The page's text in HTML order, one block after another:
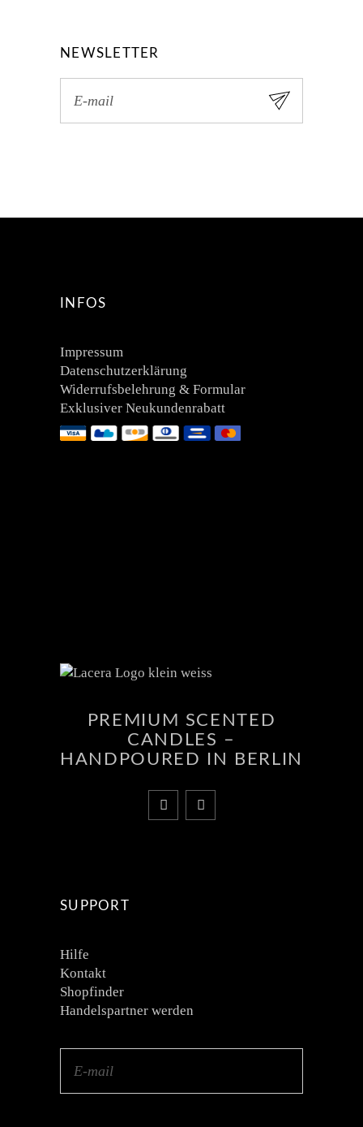
NEWSLETTER
INFOS
Impressum
Datenschutzerklärung
Widerrufsbelehrung & Formular
Exklusiver Neukundenrabatt
PREMIUM SCENTED
CANDLES –
HANDPOURED IN BERLIN
SUPPORT
Hilfe
Kontakt
Shopfinder
Handelspartner werden